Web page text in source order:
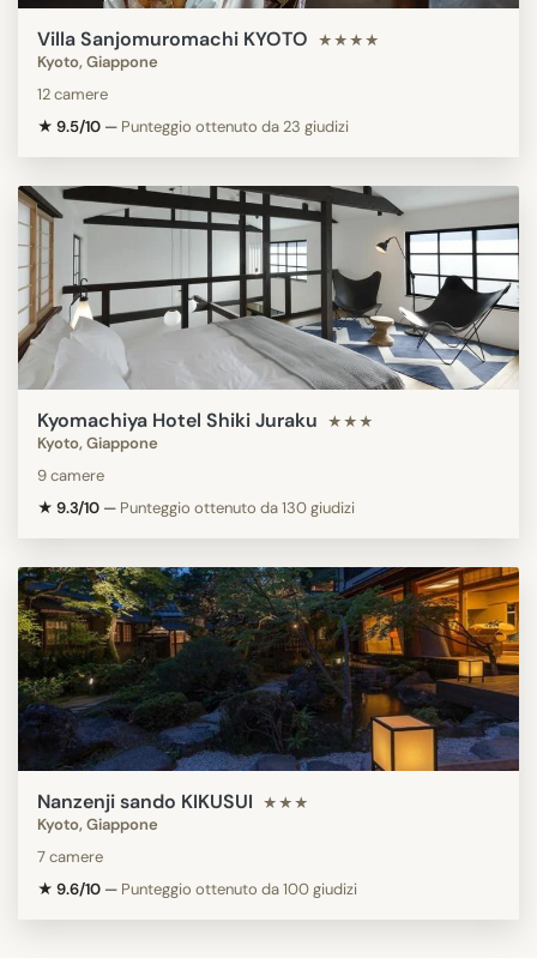
Villa Sanjomuromachi KYOTO ★★★★
Kyoto, Giappone
12 camere
★ 9.5/10 — Punteggio ottenuto da 23 giudizi
Kyomachiya Hotel Shiki Juraku ★★★
Kyoto, Giappone
9 camere
★ 9.3/10 — Punteggio ottenuto da 130 giudizi
Nanzenji sando KIKUSUI ★★★
Kyoto, Giappone
7 camere
★ 9.6/10 — Punteggio ottenuto da 100 giudizi